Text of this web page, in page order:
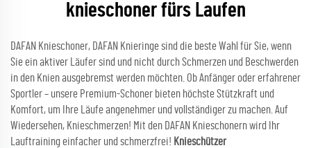
knieschoner fürs Laufen
DAFAN Knieschoner, DAFAN Knieringe sind die beste Wahl für Sie, wenn
Sie ein aktiver Läufer sind und nicht durch Schmerzen und Beschwerden
in den Knien ausgebremst werden möchten. Ob Anfänger oder erfahrener
Sportler – unsere Premium-Schoner bieten höchste Stützkraft und
Komfort, um Ihre Läufe angenehmer und vollständiger zu machen. Auf
Wiedersehen, Knieschmerzen! Mit den DAFAN Knieschonern wird Ihr
Lauftraining einfacher und schmerzfrei! Knieschützer